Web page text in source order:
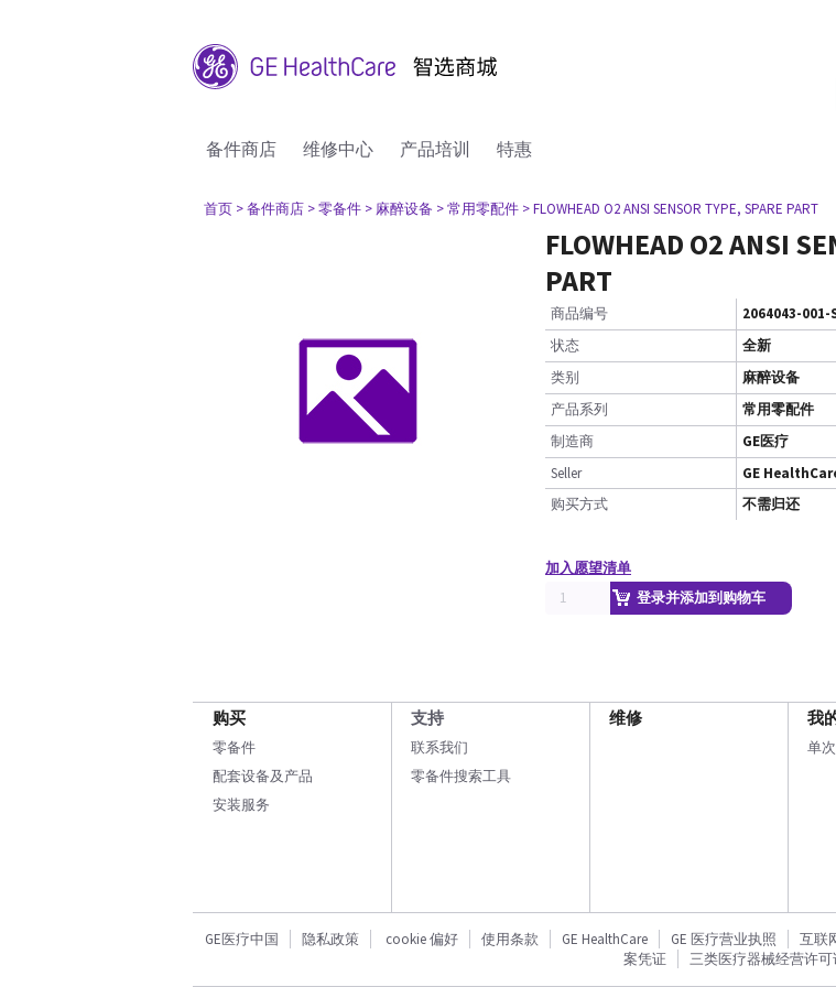
备件商店 维修中心 产品培训 特惠
首页 > 备件商店 > 零备件 > 麻醉设备 > 常用零配件 > FLOWHEAD O2 ANSI SENSOR TYPE, SPARE PART
FLOWHEAD O2 ANSI
PART
商品编号
2064043-001-
状态
全新
类别
麻醉设备
产品系列
常用零配件
制造商
GE医疗
Seller
GE
购买方式
不需归还
加入愿望清单
登录并添加到购物车
购买
零备件
配套设备及产品
安装服务
支持
联系我们
零备件搜索工具
维修 我
单
GE医疗中国 隐私政策 cookie 偏好 使用条款 GE HealthCare GE 医疗营业执照 互联
案凭证
三类医疗器械经营许可